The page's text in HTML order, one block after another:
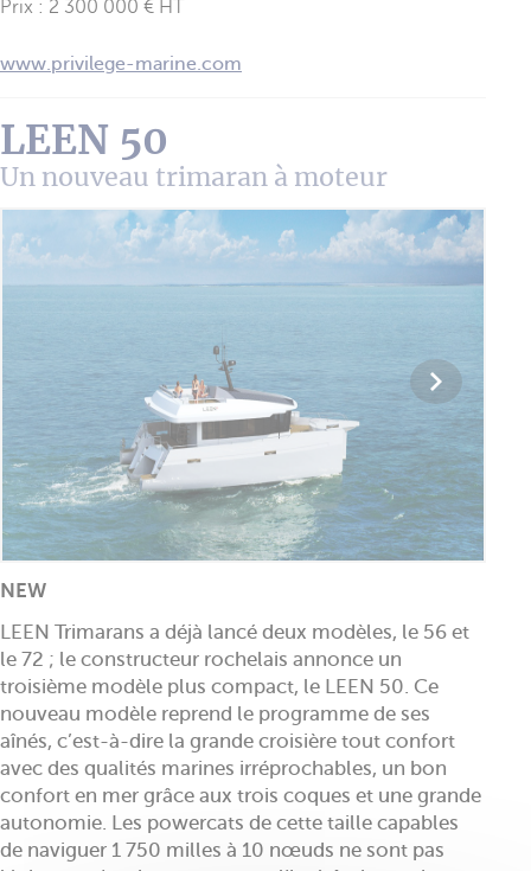
Prix : 2 300 000 € HT
www.privilege-marine.com
LEEN 50
Un nouveau trimaran à moteur
NEW
LEEN Trimarans a déjà lancé deux modèles, le 56 et
le 72 ; le constructeur rochelais annonce un
troisième modèle plus compact, le LEEN 50. Ce
nouveau modèle reprend le programme de ses
aînés, c’est-à-dire la grande croisière tout confort
avec des qualités marines irréprochables, un bon
confort en mer grâce aux trois coques et une grande
autonomie. Les powercats de cette taille capables
de naviguer 1 750 milles à 10 nœuds ne sont pas